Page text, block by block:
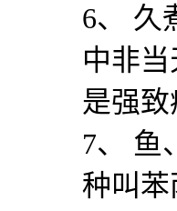
6、 久
中非
是强致
7、 鱼
种叫苯